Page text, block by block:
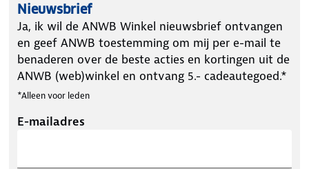
Nieuwsbrief
Ja, ik wil de ANWB Winkel nieuwsbrief ontvangen
en geef ANWB toestemming om mij per e-mail te
benaderen over de beste acties en kortingen uit de
ANWB (web)winkel en ontvang 5.- cadeautegoed.*
*Alleen voor leden
E-mailadres